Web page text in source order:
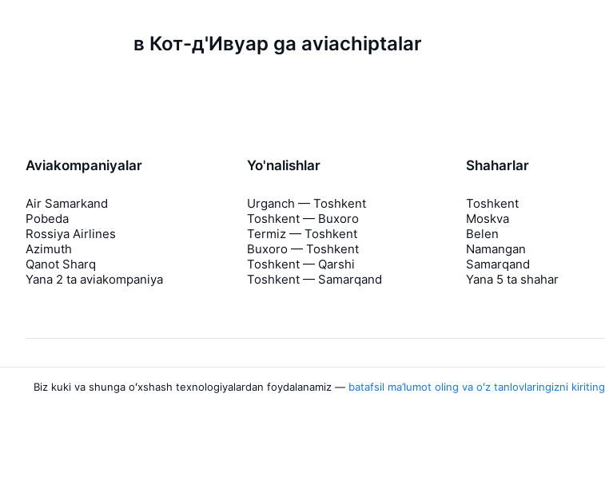
в Кот-д'Ивуар ga aviachiptalar
Aviakompaniyalar
Air Samarkand
Pobeda
Rossiya Airlines
Azimuth
Qanot Sharq
Yana 2 ta aviakompaniya
Yo'nalishlar
Urganch — Toshkent
Toshkent — Buxoro
Termiz — Toshkent
Buxoro — Toshkent
Toshkent — Qarshi
Toshkent — Samarqand
Shaharlar
Toshkent
Moskva
Belen
Namangan
Samarqand
Yana 5 ta shahar
Aviasales haqida
Biz kuki va shunga oʻxshash texnologiyalardan foydalanamiz — batafsil ma’lumot oling va oʻz tanlovlaringizni kiriting